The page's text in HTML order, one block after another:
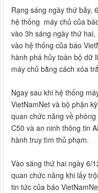
Rạng sáng ngày thứ bảy,
hệ thống máy chủ của
vào 3h sáng ngày thứ
vào hệ thống của báo
hành phá hủy toàn bộ dữ
máy chủ bằng cách xóa
Ngay sau khi hệ thống
VietNamNet và bộ phận
quan chức năng về
C50 và an ninh thông tin
hành truy tìm thủ phạm.
Vào sáng thứ hai ngày 6/
quan chức năng khi lấy
tin tức của báo